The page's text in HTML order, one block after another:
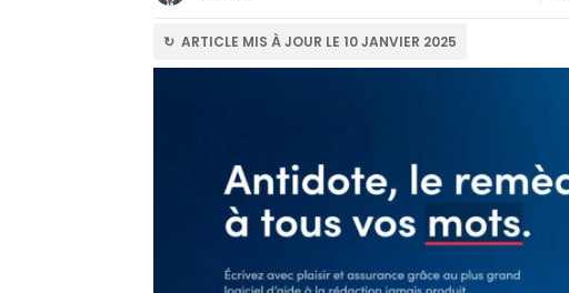
↻ ARTICLE MIS À JOUR LE 10 JANVIER 2025